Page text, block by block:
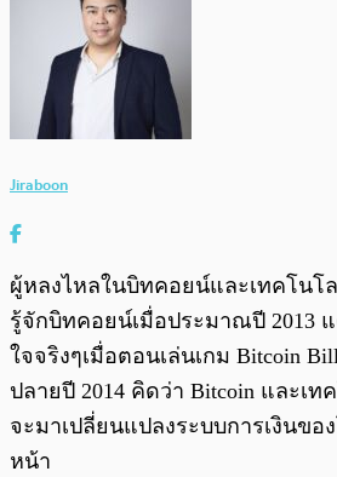
Jiraboon
ผู้หลงไหลในบิทคอยน์และเทคโนโล
รู้จักบิทคอยน์เมื่อประมาณปี 2013
ใจจริงๆเมื่อตอนเล่นเกม Bitcoin
ปลายปี 2014 คิดว่า Bitcoin และเท
จะมาเปลี่ยนแปลงระบบการเงินขอ
หน้า